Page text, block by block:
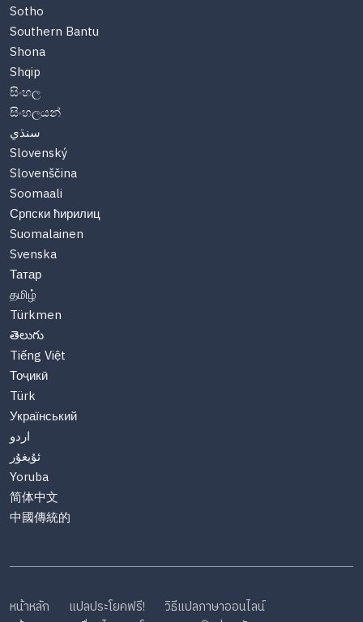
Sotho
Southern Bantu
Shona
Shqip
සිංහල
සිංහලයන්
سنڌي
Slovenský
Slovenščina
Soomaali
Српски ћирилиц
Suomalainen
Svenska
Татар
தமிழ்
Türkmen
తెలుగు
Tiếng Việt
Тоҷикӣ
Türk
Український
اردو
ئۇيغۇر
Yoruba
简体中文
中國傳統的
หน้าหลัก แปลประโยคฟรี!
วิธีแปลภาษาออนไลน์